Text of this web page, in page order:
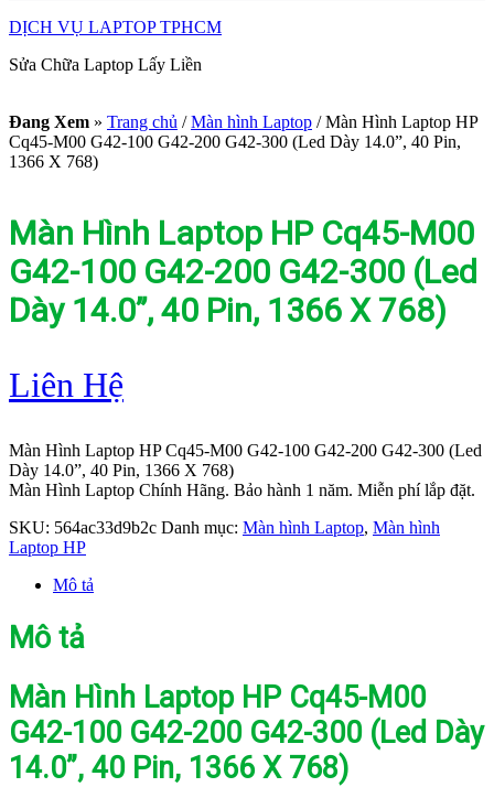
DỊCH VỤ LAPTOP TPHCM
Sửa Chữa Laptop Lấy Liền
Đang Xem » Trang chủ / Màn hình Laptop /Màn Hình Laptop HP
Cq45-M00 G42-100 G42-200 G42-300 (Led Dày 14.0”, 40 Pin,
1366 X 768)
Màn Hình Laptop HP Cq45-M00
G42-100 G42-200 G42-300 (Led
Dày 14.0”, 40 Pin, 1366 X 768)
Liên Hệ
Màn Hình Laptop HP Cq45-M00 G42-100 G42-200 G42-300 (Led
Dày 14.0”, 40 Pin, 1366 X 768)
Màn Hình Laptop Chính Hãng. Bảo hành 1 năm. Miễn phí lắp đặt.
SKU: 564ac33d9b2c Danh mục: Màn hình Laptop, Màn hình
Laptop HP
Mô tả
Mô tả
Màn Hình Laptop HP Cq45-M00
G42-100 G42-200 G42-300 (Led Dày
14.0”, 40 Pin, 1366 X 768)